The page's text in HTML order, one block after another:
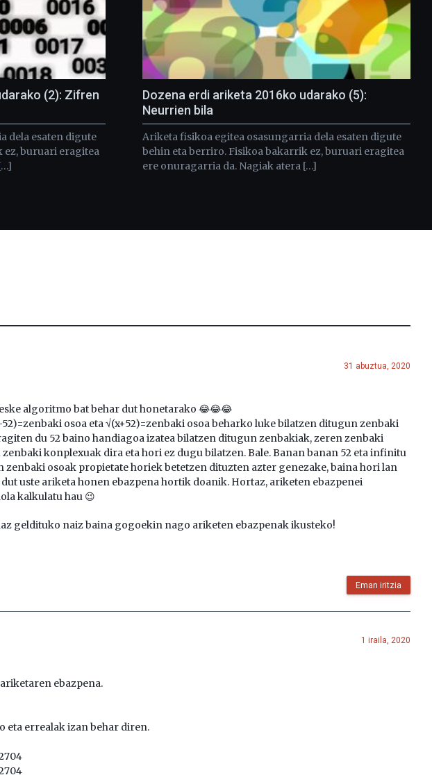
(2): Zifren
dela esaten digute
ez, buruari eragitea
Dozena erdi ariketa 2016ko udarako (5):
Neurrien bila
Ariketa fisikoa egitea osasungarria dela esaten digute
behin eta berriro. Fisikoa bakarrik ez, buruari eragitea
ere onuragarria da. Nagiak atera […]
31 abuztua, 2020
algoritmo bat behar dut honetarako 😂😂😂
osoa eta √(x+52)=zenbaki osoa beharko luke bilatzen ditugun zenbaki
du 52 baino handiagoa izatea bilatzen ditugun zenbakiak, zeren zenbaki
konplexuak dira eta hori ez dugu bilatzen. Bale. Banan banan 52 eta infinitu
zenbaki osoak propietate horiek betetzen dituzten azter genezake, baina hori lan
dut uste ariketa honen ebazpena hortik doanik. Hortaz, ariketen ebazpenei
kalkulatu hau 😉
geldituko naiz baina gogoekin nago ariketen ebazpenak ikusteko!
Eman iritzia
1 iraila, 2020
ebazpena.
eta errealak izan behar diren.